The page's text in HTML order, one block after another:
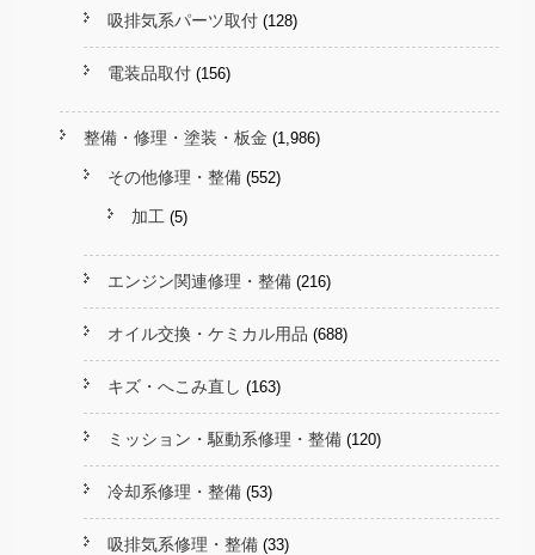
吸排気系パーツ取付 (128)
電装品取付 (156)
整備・修理・塗装・板金 (1,986)
その他修理・整備 (552)
加工 (5)
エンジン関連修理・整備 (216)
オイル交換・ケミカル用品 (688)
キズ・へこみ直し (163)
ミッション・駆動系修理・整備 (120)
冷却系修理・整備 (53)
吸排気系修理・整備 (33)